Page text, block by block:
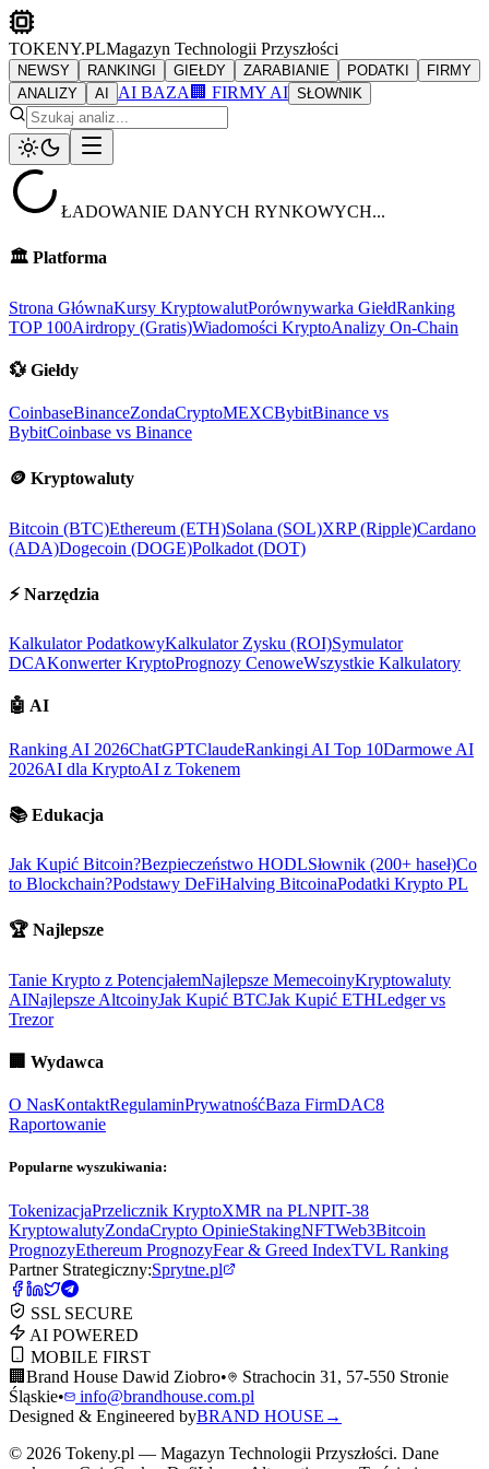
TOKENY.PLMagazyn Technologii Przyszłości
NEWSY RANKINGI GIEŁDY ZARABIANIE PODATKI
FIRMY
ANALIZY
AI AI BAZA 🏢 FIRMY AI SŁOWNIK
ŁADOWANIE DANYCH RYNKOWYCH...
🏛️ Platforma
Strona GłównaKursy KryptowalutPorównywarka GiełdRanking
TOP 100Airdropy (Gratis)Wiadomości KryptoAnalizy On-Chain
💱 Giełdy
CoinbaseBinanceZondaCryptoMEXCBybitBinance vs
BybitCoinbase vs Binance
🪙 Kryptowaluty
Bitcoin (BTC)Ethereum (ETH)Solana (SOL)XRP (Ripple)Cardano
(ADA)Dogecoin (DOGE)Polkadot (DOT)
⚡ Narzędzia
Kalkulator PodatkowyKalkulator Zysku (ROI)Symulator
DCAKonwerter KryptoPrognozy CenoweWszystkie Kalkulatory
🤖 AI
Ranking AI 2026ChatGPTClaudeRankingi AI Top 10Darmowe AI
2026AI dla KryptoAI z Tokenem
📚 Edukacja
Jak Kupić Bitcoin?Bezpieczeństwo HODLSłownik (200+ haseł)Co
to Blockchain?Podstawy DeFiHalving BitcoinaPodatki Krypto PL
🏆 Najlepsze
Tanie Krypto z PotencjałemNajlepsze MemecoinyKryptowaluty
AINajlepsze AltcoinyJak Kupić BTCJak Kupić ETHLedger vs
Trezor
🏢 Wydawca
O NasKontaktRegulaminPrywatnośćBaza FirmDAC8
Raportowanie
Popularne wyszukiwania:
TokenizacjaPrzelicznik KryptoXMR na PLNPIT-38
KryptowalutyZondaCrypto OpinieStakingNFTWeb3Bitcoin
PrognozyEthereum PrognozyFear & Greed IndexTVL Ranking
Partner Strategiczny:Sprytne.pl
SSL SECURE
AI POWERED
MOBILE FIRST
🏢 Brand House Dawid Ziobro•
Strachocin 31, 57-550 Stronie
Śląskie•
info@brandhouse.com.pl
Designed & Engineered byBRAND HOUSE →
© 2026 Tokeny.pl — Magazyn Technologii Przyszłości. Dane